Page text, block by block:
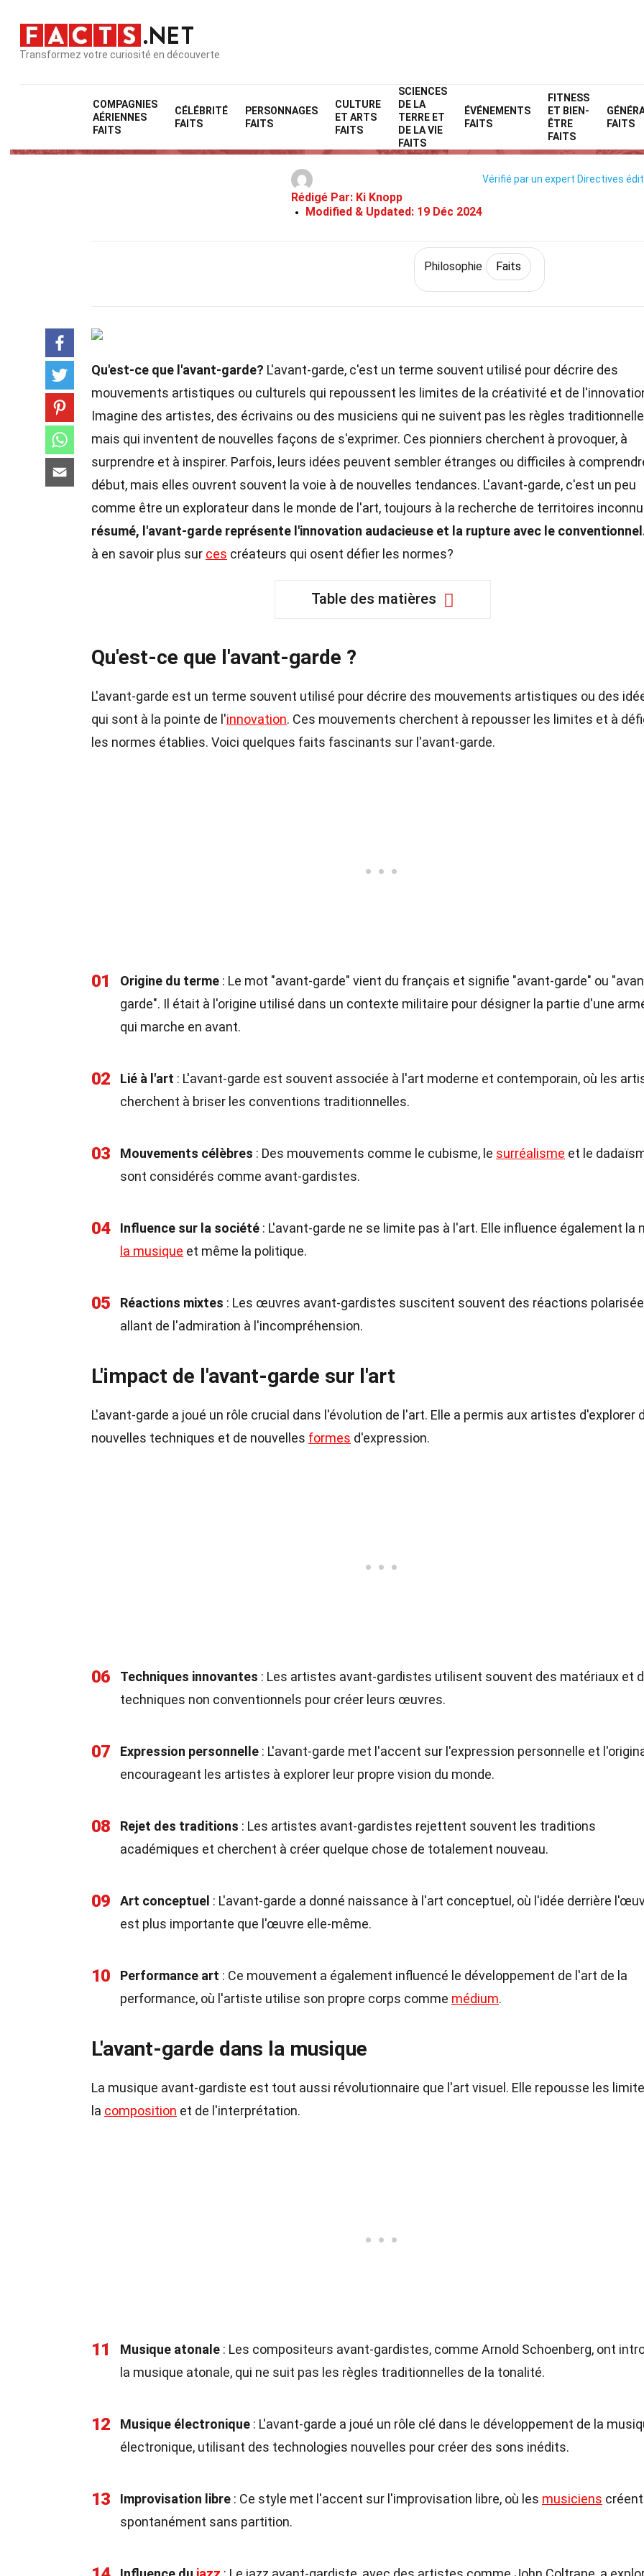
Transformez votre curiosité en découverte
COMPAGNIES
AÉRIENNES
FAITS
CÉLÉBRITÉ
FAITS
PERSONNAGES
FAITS
CULTURE
ET ARTS
FAITS
SCIENCES
DE LA
TERRE ET
DE LA VIE
FAITS
ÉVÉNEMENTS
FAITS
FITNESS
ET BIEN-
ÊTRE
FAITS
FAITS
Home Philosophie et réflexion Philosophie
35 Faits Sur Avant-garde
Rédigé Par: Ki Knopp
Modified & Updated: 19 Déc 2024
Vérifié par un expert Directives
Philosophie Faits
Qu'est-ce que l'avant-garde? L'avant-garde, c'est un terme souvent utilisé pour décrire des
mouvements artistiques ou culturels qui repoussent les limites de la créativité et de
Imagine des artistes, des écrivains ou des musiciens qui ne suivent pas les règles
mais qui inventent de nouvelles façons de s'exprimer. Ces pionniers cherchent à provoquer, à
surprendre et à inspirer. Parfois, leurs idées peuvent sembler étranges ou difficiles à
début, mais elles ouvrent souvent la voie à de nouvelles tendances. L'avant-garde, c'est un peu
comme être un explorateur dans le monde de l'art, toujours à la recherche de territoires
résumé, l'avant-garde représente l'innovation audacieuse et la rupture avec le
à en savoir plus sur ces créateurs qui osent défier les normes?
Table des matières
Qu'est-ce que l'avant-garde ?
L'avant-garde est un terme souvent utilisé pour décrire des mouvements artistiques ou des
qui sont à la pointe de l'innovation. Ces mouvements cherchent à repousser les limites et à
les normes établies. Voici quelques faits fascinants sur l'avant-garde.
01 Origine du terme : Le mot "avant-garde" vient du français et signifie "avant-garde" ou
garde". Il était à l'origine utilisé dans un contexte militaire pour désigner la partie d'une
qui marche en avant.
02 Lié à l'art : L'avant-garde est souvent associée à l'art moderne et contemporain, où les
cherchent à briser les conventions traditionnelles.
03 Mouvements célèbres : Des mouvements comme le cubisme, le surréalisme et le
sont considérés comme avant-gardistes.
04 Influence sur la société : L'avant-garde ne se limite pas à l'art. Elle influence également la
la musique et même la politique.
05 Réactions mixtes : Les œuvres avant-gardistes suscitent souvent des réactions
allant de l'admiration à l'incompréhension.
L'impact de l'avant-garde sur l'art
L'avant-garde a joué un rôle crucial dans l'évolution de l'art. Elle a permis aux artistes d'explorer
nouvelles techniques et de nouvelles formes d'expression.
06 Techniques innovantes : Les artistes avant-gardistes utilisent souvent des matériaux et
techniques non conventionnels pour créer leurs œuvres.
07 Expression personnelle : L'avant-garde met l'accent sur l'expression personnelle et
encourageant les artistes à explorer leur propre vision du monde.
08 Rejet des traditions : Les artistes avant-gardistes rejettent souvent les traditions
académiques et cherchent à créer quelque chose de totalement nouveau.
09 Art conceptuel : L'avant-garde a donné naissance à l'art conceptuel, où l'idée derrière
est plus importante que l'œuvre elle-même.
10 Performance art : Ce mouvement a également influencé le développement de l'art de la
performance, où l'artiste utilise son propre corps comme médium.
L'avant-garde dans la musique
La musique avant-gardiste est tout aussi révolutionnaire que l'art visuel. Elle repousse les
la composition et de l'interprétation.
11 Musique atonale : Les compositeurs avant-gardistes, comme Arnold Schoenberg, ont
la musique atonale, qui ne suit pas les règles traditionnelles de la tonalité.
12 Musique électronique : L'avant-garde a joué un rôle clé dans le développement de la
électronique, utilisant des technologies nouvelles pour créer des sons inédits.
13 Improvisation libre : Ce style met l'accent sur l'improvisation libre, où les musiciens créent
spontanément sans partition.